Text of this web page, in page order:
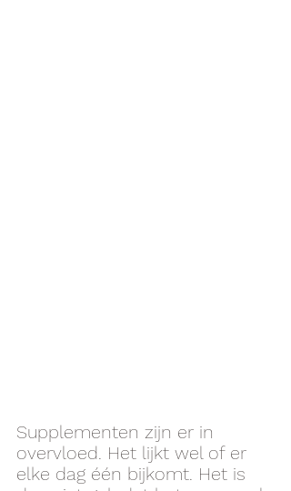
Supplementen zijn er in
overvloed. Het lijkt wel of er
elke dag één bijkomt. Het is